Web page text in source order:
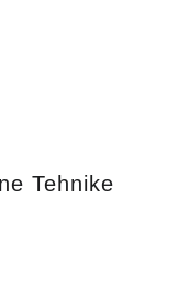
Tehnike